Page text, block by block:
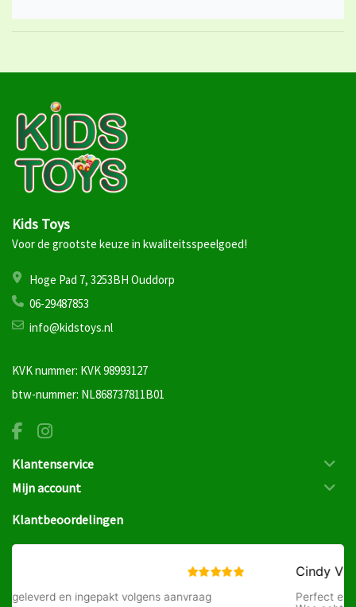
Kids Toys
Voor de grootste keuze in kwaliteitsspeelgoed!
Hoge Pad 7, 3253BH Ouddorp
06-29487853
info@kidstoys.nl
KVK nummer: KVK 98993127
btw-nummer: NL868737811B01
Klantenservice
Mijn account
Klantbeoordelingen